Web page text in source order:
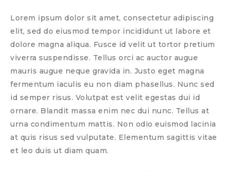
Lorem ipsum dolor sit amet, consectetur adipiscing
elit, sed do eiusmod tempor incididunt ut labore et
dolore magna aliqua. Fusce id velit ut tortor pretium
viverra suspendisse. Tellus orci ac auctor augue
mauris augue neque gravida in. Justo eget magna
fermentum iaculis eu non diam phasellus. Nunc sed
id semper risus. Volutpat est velit egestas dui id
ornare. Blandit massa enim nec dui nunc. Tellus at
urna condimentum mattis. Non odio euismod lacinia
at quis risus sed vulputate. Elementum sagittis vitae
et leo duis ut diam quam.